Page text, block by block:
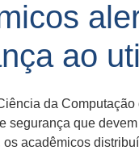
ao
da
segurança que
os acadêmicos